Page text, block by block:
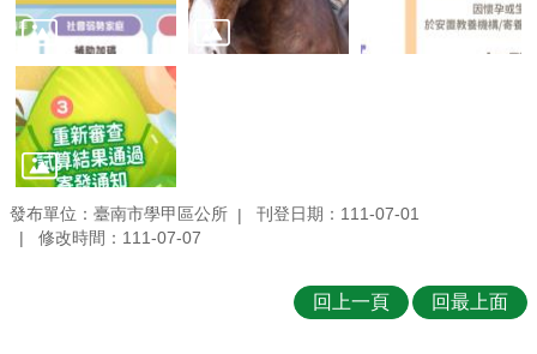
發布單位：臺南市學甲區公所
刊登日期：111-07-01
修改時間：111-07-07
回上一頁 回最上面